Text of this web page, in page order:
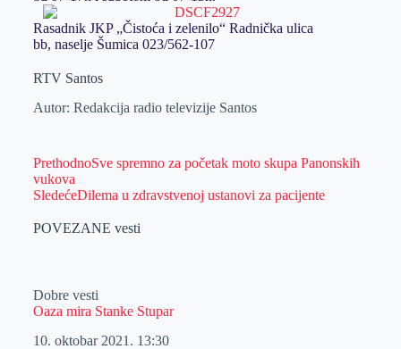
Rasadnik JKP „Čistoća i zelenilo“ Radnička ulica
bb, naselje Šumica 023/562-107
RTV Santos
Autor: Redakcija radio televizije Santos
PrethodnoSve spremno za početak moto skupa Panonskih
vukova
SledećeDilema u zdravstvenoj ustanovi za pacijente
POVEZANE vesti
Dobre vesti
Oaza mira Stanke Stupar
10. oktobar 2021. 13:30